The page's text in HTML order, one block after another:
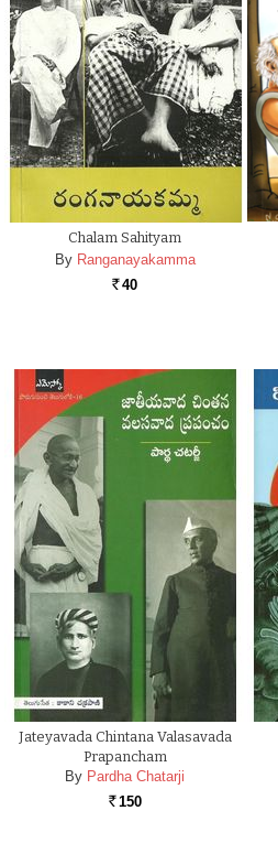
Chalam Sahityam
By Ranganayakamma
Rs. 40
Jateyavada Chintana Valasavada
Prapancham
By Pardha Chatarji
Rs. 150